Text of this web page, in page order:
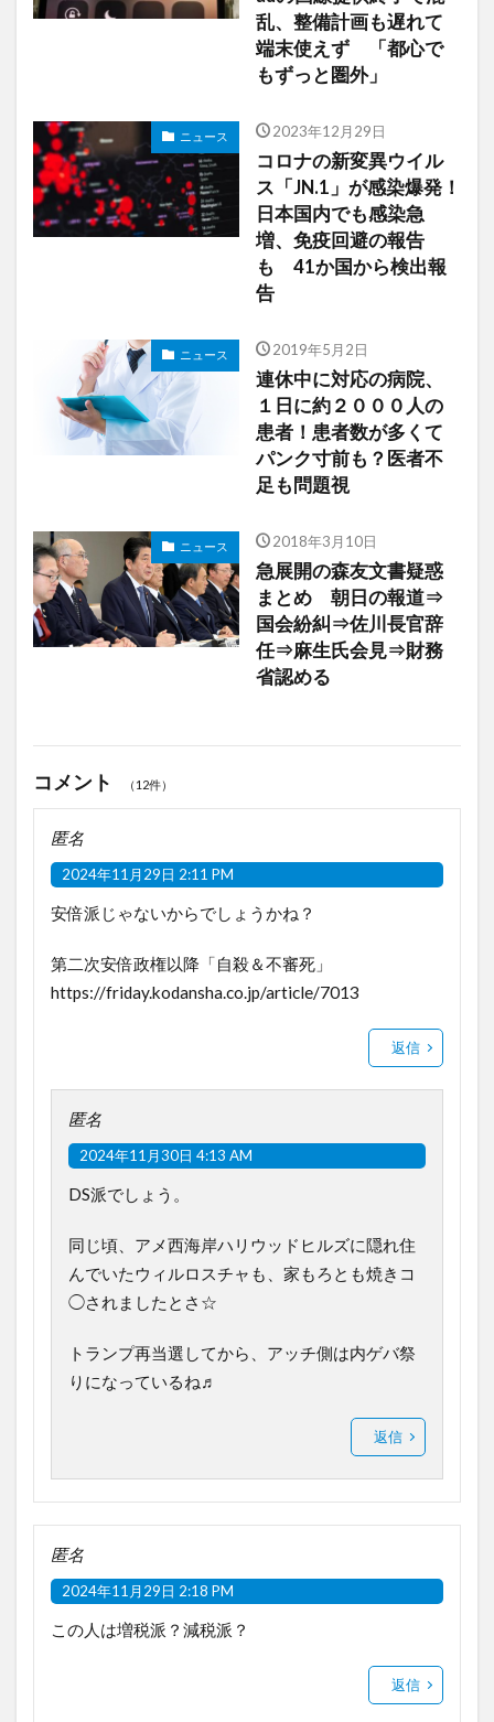
乱、整備計画も遅れて
端末使えず 「都心で
もずっと圏外」
ニュース 2023年12月29日
コロナの新変異ウイル
ス「JN.1」が感染爆発！
日本国内でも感染急
増、免疫回避の報告
も 41か国から検出報
告
ニュース 2019年5月2日
連休中に対応の病院、
１日に約２０００人の
患者！患者数が多くて
パンク寸前も？医者不
足も問題視
ニュース 2018年3月10日
急展開の森友文書疑惑
まとめ 朝日の報道⇒
国会紛糾⇒佐川長官辞
任⇒麻生氏会見⇒財務
省認める
コメント （12件）
匿名
2024年11月29日 2:11 PM
安倍派じゃないからでしょうかね？
第二次安倍政権以降「自殺＆不審死」
https://friday.kodansha.co.jp/article/7013
返信
匿名
2024年11月30日 4:13 AM
DS派でしょう。
同じ頃、アメ西海岸ハリウッドヒルズに隠れ住
んでいたウィルロスチャも、家もろとも焼きコ
◯されましたとさ☆
トランプ再当選してから、アッチ側は内ゲバ祭
りになっているね♬
返信
匿名
2024年11月29日 2:18 PM
この人は増税派？減税派？
返信